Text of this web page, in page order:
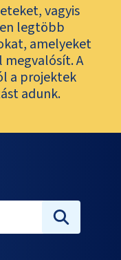
vagyis
legtöbb
amelyeket
A
a projektek
adunk.